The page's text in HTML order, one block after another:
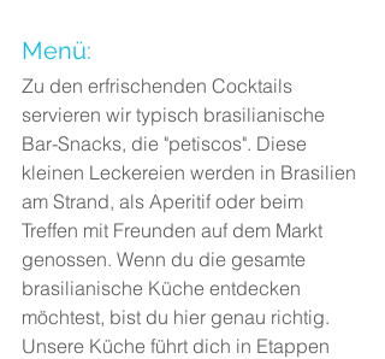
Menü:
Zu den erfrischenden Cocktails
servieren wir typisch brasilianische
Bar-Snacks, die "petiscos". Diese
kleinen Leckereien werden in Brasilien
am Strand, als Aperitif oder beim
Treffen mit Freunden auf dem Markt
genossen. Wenn du die gesamte
brasilianische Küche entdecken
möchtest, bist du hier genau richtig.
Unsere Küche führt dich in Etappen